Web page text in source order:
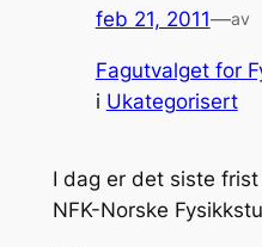
feb 21, 2011—av
Fagutvalget for
i Ukategorisert
I dag er det siste
NFK-Norske